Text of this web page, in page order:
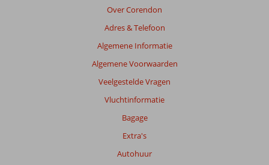
Over Corendon
Adres & Telefoon
Algemene Informatie
Algemene Voorwaarden
Veelgestelde Vragen
Vluchtinformatie
Bagage
Extra's
Autohuur